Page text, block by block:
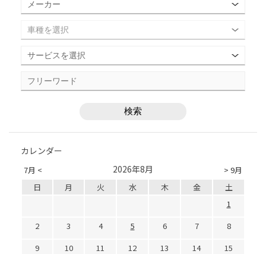
カレンダー
7月 < > 9月
2026年8月
日 月 火 水 木 金
土
1
2
3 4 5 6 7
8
9
10 11 12 13 14
15